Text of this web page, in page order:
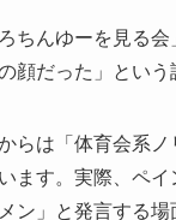
ちんゆーを見る
顔だった」という
らは「体育会系
ます。実際、ペ
ン」と発言する場